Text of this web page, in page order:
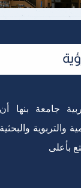
جامعة بنها
والتربوية
بأعلى